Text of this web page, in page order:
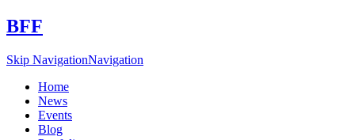
BFF
Skip NavigationNavigation
Home
News
Events
Blog